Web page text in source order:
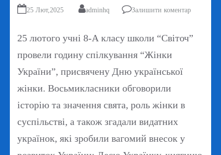
25 Лют,2025 adminhq Залишити коментар
25 лютого учні 8-А класу школи “Світоч”
провели годину спілкування “Жінки
України”, присвячену Дню української
жінки. Восьмикласники обговорили
історію та значення свята, роль жінки в
суспільстві, а також згадали видатних
українок, які зробили вагомий внесок у